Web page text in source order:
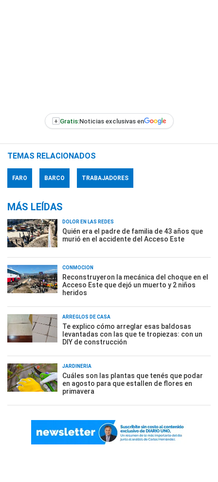
+ Gratis:Noticias exclusivas en
TEMAS RELACIONADOS
FARO BARCO TRABAJADORES
MÁS LEÍDAS
DOLOR EN LAS REDES
Quién era el padre de familia de 43 años que
murió en el accidente del Acceso Este
CONMOCIÓN
Reconstruyeron la mecánica del choque en el
Acceso Este que dejó un muerto y 2 niños
heridos
ARREGLOS DE CASA
Te explico cómo arreglar esas baldosas
levantadas con las que te tropiezas: con un
DIY de construcción
JARDINERÍA
Cuáles son las plantas que tenés que podar
en agosto para que estallen de flores en
primavera